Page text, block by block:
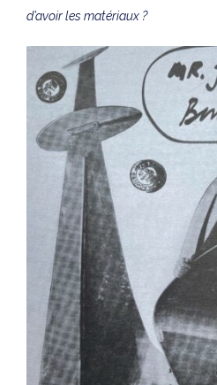
d’avoir les matériaux ?